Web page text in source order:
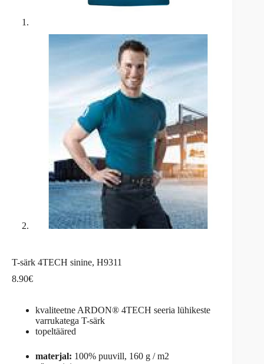
T-särk 4TECH sinine, H9311
8.90€
kvaliteetne ARDON® 4TECH seeria lühikeste
varrukatega T-särk
topeltääred
materjal: 100% puuvill, 160 g / m2